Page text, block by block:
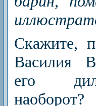
Скажите,
Василия
его